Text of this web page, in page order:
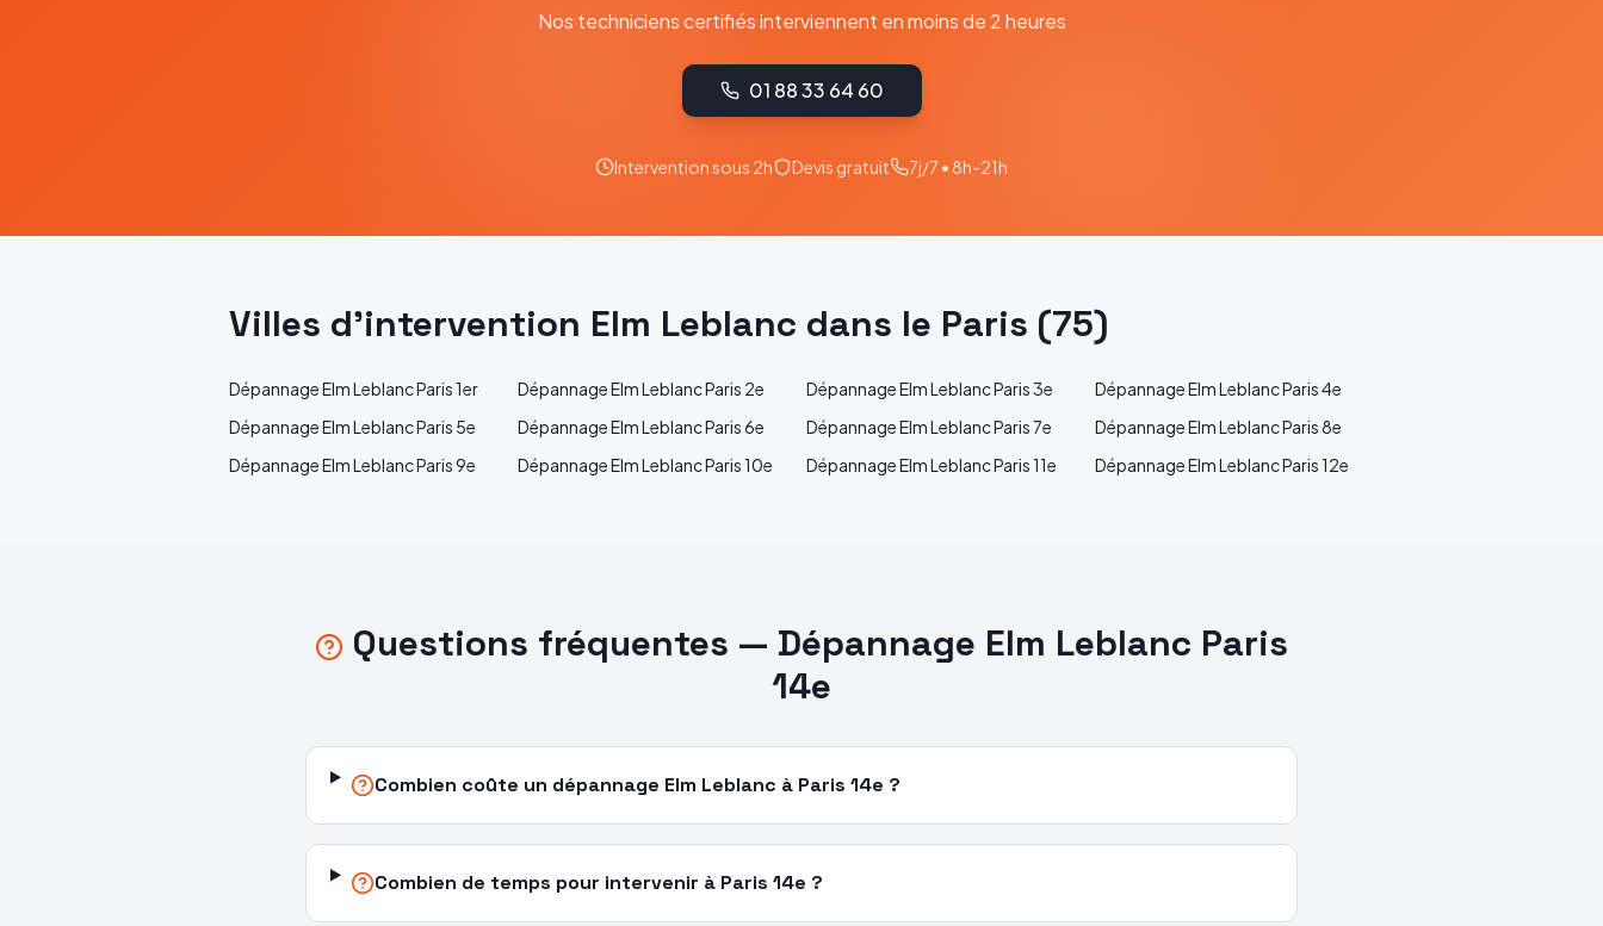
Nos techniciens certifiés interviennent en moins de 2 heures
01 88 33 64 60
Intervention sous 2h Devis gratuit 7j/7 • 8h-21h
Villes d'intervention Elm Leblanc dans le Paris (75)
DépannageElm LeblancParis 1er DépannageElm LeblancParis 2e DépannageElm LeblancParis 3e DépannageElm LeblancParis 4e
DépannageElm LeblancParis 5e DépannageElm LeblancParis 6e DépannageElm LeblancParis 7e DépannageElm LeblancParis 8e
DépannageElm LeblancParis 9e DépannageElm LeblancParis 10e DépannageElm LeblancParis 11e DépannageElm LeblancParis 12e
Questions fréquentes — Dépannage Elm Leblanc Paris
14e
Combien coûte un dépannage Elm Leblanc à Paris 14e ?
Combien de temps pour intervenir à Paris 14e ?